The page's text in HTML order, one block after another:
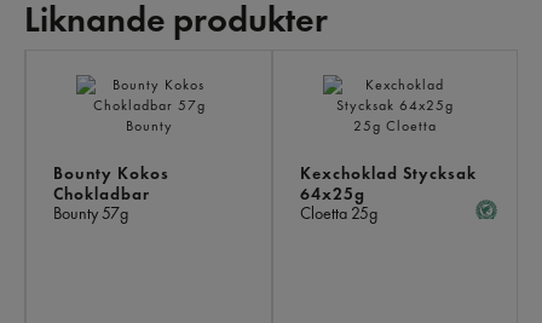
Liknande produkter
Bounty Kokos
Chokladbar
Bounty57g
Kexchoklad Stycksak
64x25g
Cloetta 25g